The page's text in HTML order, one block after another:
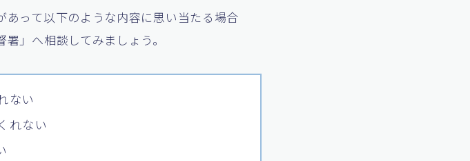
って以下のような内容に思い当たる場合
」へ相談してみましょう。
ない
れない